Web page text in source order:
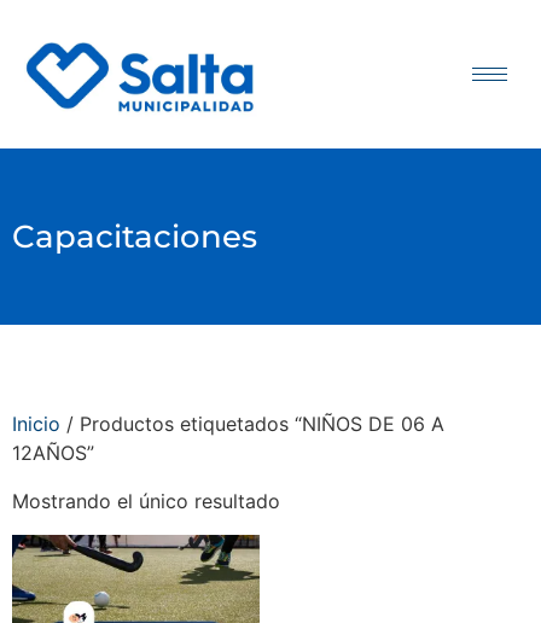
Capacitaciones
Inicio / Productos etiquetados “NIÑOS DE 06 A
12AÑOS”
Mostrando el único resultado